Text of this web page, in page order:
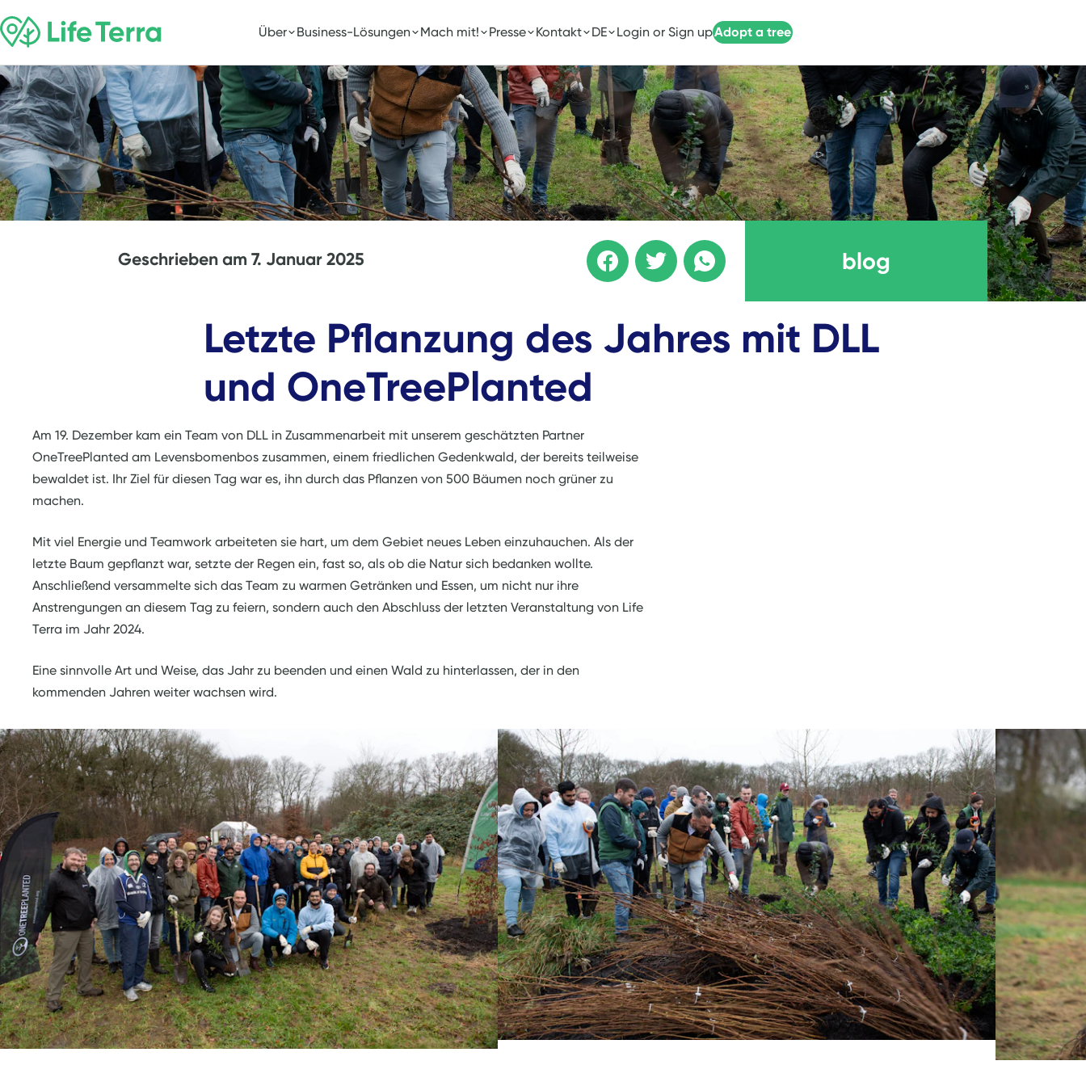
Über Business-Lösungen Mach mit! Presse Kontakt DE Login or Sign upAdopt a tree
Geschrieben am 7. Januar 2025 blog
Letzte Pflanzung des Jahres mit DLL
und OneTreePlanted
Am 19. Dezember kam ein Team von DLL in Zusammenarbeit mit unserem geschätzten Partner
OneTreePlanted am Levensbomenbos zusammen, einem friedlichen Gedenkwald, der bereits teilweise
bewaldet ist. Ihr Ziel für diesen Tag war es, ihn durch das Pflanzen von 500 Bäumen noch grüner zu
machen.
Mit viel Energie und Teamwork arbeiteten sie hart, um dem Gebiet neues Leben einzuhauchen. Als der
letzte Baum gepflanzt war, setzte der Regen ein, fast so, als ob die Natur sich bedanken wollte.
Anschließend versammelte sich das Team zu warmen Getränken und Essen, um nicht nur ihre
Anstrengungen an diesem Tag zu feiern, sondern auch den Abschluss der letzten Veranstaltung von Life
Terra im Jahr 2024.
Eine sinnvolle Art und Weise, das Jahr zu beenden und einen Wald zu hinterlassen, der in den
kommenden Jahren weiter wachsen wird.